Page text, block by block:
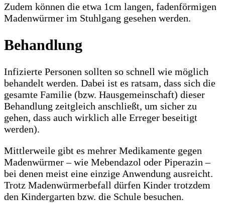
Zudem können die etwa 1cm langen, fadenförmigen
Madenwürmer im Stuhlgang gesehen werden.
Behandlung
Infizierte Personen sollten so schnell wie möglich
behandelt werden. Dabei ist es ratsam, dass sich die
gesamte Familie (bzw. Hausgemeinschaft) dieser
Behandlung zeitgleich anschließt, um sicher zu
gehen, dass auch wirklich alle Erreger beseitigt
werden).
Mittlerweile gibt es mehrer Medikamente gegen
Madenwürmer – wie Mebendazol oder Piperazin –
bei denen meist eine einzige Anwendung ausreicht.
Trotz Madenwürmerbefall dürfen Kinder trotzdem
den Kindergarten bzw. die Schule besuchen.